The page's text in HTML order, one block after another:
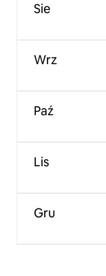
Sie
Wrz
Paź
Lis
Gru